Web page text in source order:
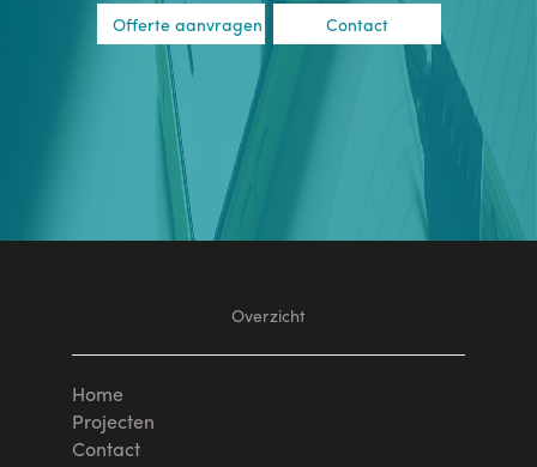
Offerte aanvragen Contact
Overzicht
Home
Projecten
Contact